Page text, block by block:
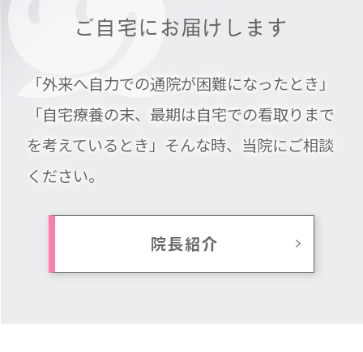
ご自宅にお届けします
「外来へ自力での通院が困難になったとき」
「自宅療養の末、最期は自宅での看取りまで
を考えているとき」そんな時、当院にご相談
ください。
院長紹介